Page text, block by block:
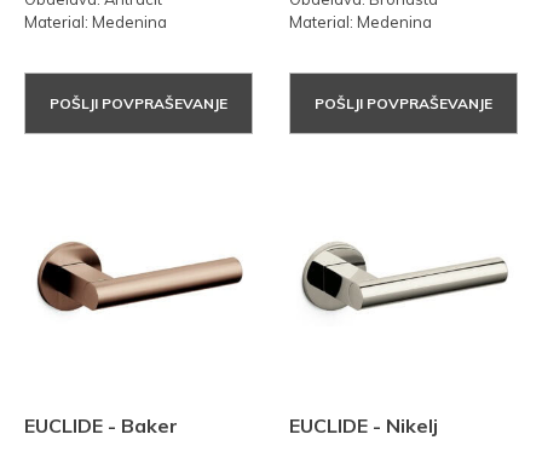
Material: Medenina
POŠLJI POVPRAŠEVANJE
Material: Medenina
POŠLJI POVPRAŠEVANJE
EUCLIDE - Baker EUCLIDE - Nikelj